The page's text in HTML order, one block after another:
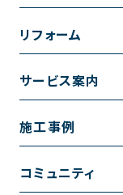
事業内容
採用情報
リフォーム
トイレのリフォーム
キッチンのリフォーム
サービス案内
サービスの流れ
施工事例
施工事例一覧
コミュニティ